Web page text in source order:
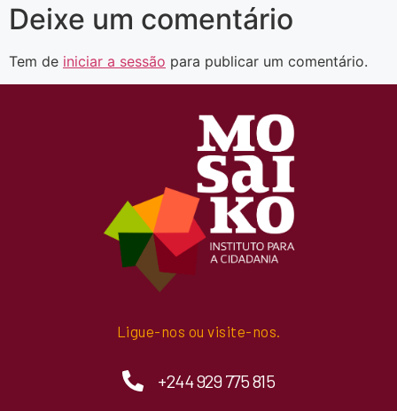
Deixe um comentário
Tem de iniciar a sessão para publicar um comentário.
Ligue-nos ou visite-nos.
+244 929 775 815